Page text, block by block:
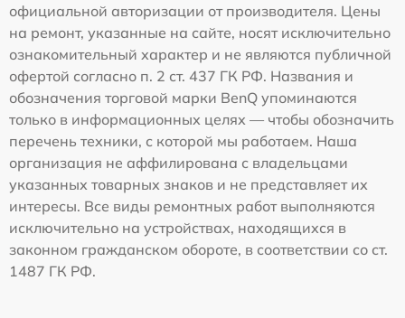
официальной авторизации от производителя. Цены
на ремонт, указанные на сайте, носят исключительно
ознакомительный характер и не являются публичной
офертой согласно п. 2 ст. 437 ГК РФ. Названия и
обозначения торговой марки BenQ упоминаются
только в информационных целях — чтобы обозначить
перечень техники, с которой мы работаем. Наша
организация не аффилирована с владельцами
указанных товарных знаков и не представляет их
интересы. Все виды ремонтных работ выполняются
исключительно на устройствах, находящихся в
законном гражданском обороте, в соответствии со ст.
1487 ГК РФ.